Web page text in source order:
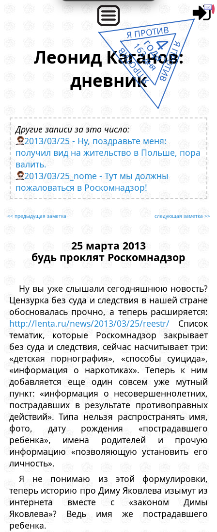
Леонид Каганов:
дневник
Другие записи за это число:
2013/03/25 - Ну, поздравьте меня:
получил вид на жительство в Польше, пора
валить.
2013/03/25_nome - Тут мы должны
пожаловаться в Роскомнадзор!
<< предыдущая заметка следующая заметка >>
25 марта 2013
будь проклят Роскомнадзор
Ну вы уже слышали сегодняшнюю новость?
Цензурка без суда и следствия в нашей стране
обосновалась прочно, а теперь расширяется:
http://lenta.ru/news/2013/03/25/reestr/Список
тематик, которые Роскомнадзор закрывает
без суда и следствия, сейчас насчитывает три:
«детская порнография», «способы суицида»,
«информация о наркотиках». Теперь к ним
добавляется еще один совсем уже мутный
пункт: «информация о несовершеннолетних,
пострадавших в результате противоправных
действий». Типа нельзя распространять имя,
фото, дату рождения «пострадавшего
ребенка», имена родителей и прочую
информацию «позволяющую установить его
личность».
Я не понимаю из этой формулировки,
теперь историю про Диму Яковлева изымут из
интернета вместе с «законом Димы
Яковлева»? Ведь имя же пострадавшего
ребенка.
Я ПРОТИВ
Я ПРОТИВ
Я ПРОТИВ
4
года
163 дня